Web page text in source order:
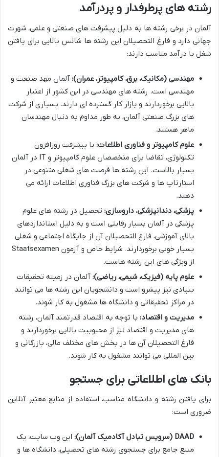
رشته های پرطرفدار و پردرآمد
آلمان در برخی رشته ها به دلیل پیشرفت های صنعتی و علمی، شهرت
جهانی دارد و فارغ التحصیلان این رشته ها شانس بالایی برای یافتن
شغل با درآمد مناسب دارند:
مهندسی (مکانیک، برق، کامپیوتر، عمران): آلمان مهد صنعت و
مهندسی است. رشته های مهندسی در این کشور از اعتبار
بالایی برخوردارند و بازار کار گسترده ای دارند. بسیاری از شرکت
های بزرگ صنعتی آلمان، به طور مداوم به دنبال مهندسان
ماهر هستند.
علوم کامپیوتر و فناوری اطلاعات: با پیشرفت روزافزون
تکنولوژی، تقاضا برای متخصصان علوم کامپیوتر و IT در آلمان
بسیار بالاست. این رشته ها فرصت های شغلی متنوعی در
استارتاپ ها و شرکت های بزرگ فناوری اطلاعات ارائه می
دهند.
پزشکی، دندانپزشکی، داروسازی: تحصیل در رشته های علوم
پزشکی در آلمان بسیار رقابتی است و به دلیل استانداردهای
بالای آموزشی، فارغ التحصیلان آن از جایگاه اجتماعی و شغلی
بسیار خوبی برخوردارند. شرایط خاص و آزمون Staatsexamen
از ویژگی های این رشته هاست.
علوم پایه (فیزیک، شیمی، ریاضی): آلمان در زمینه تحقیقات
بنیادی نیز پیشرو است و دانشجویان این رشته ها می توانند
در مراکز تحقیقاتی و دانشگاه ها مشغول به کار شوند.
مدیریت و اقتصاد: با توجه به اقتصاد قدرتمند آلمان، رشته
های مدیریت و اقتصاد نیز از محبوبیت بالایی برخوردارند و
فارغ التحصیلان آن ها در بخش های مختلف مالی، بازرگانی و
بین المللی می توانند مشغول به کار شوند.
بانک های اطلاعاتی برای جستجو
برای یافتن رشته و دانشگاه مناسب، استفاده از منابع معتبر آنلاین
ضروری است:
DAAD (سرویس تبادل آکادمیک آلمان):
این وب سایت، یک
منبع جامع برای جستجوی رشته های تحصیلی، دانشگاه ها و